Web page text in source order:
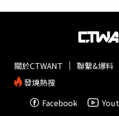
關於CTWANT 聯繫&爆料
發燒熱搜
Facebook